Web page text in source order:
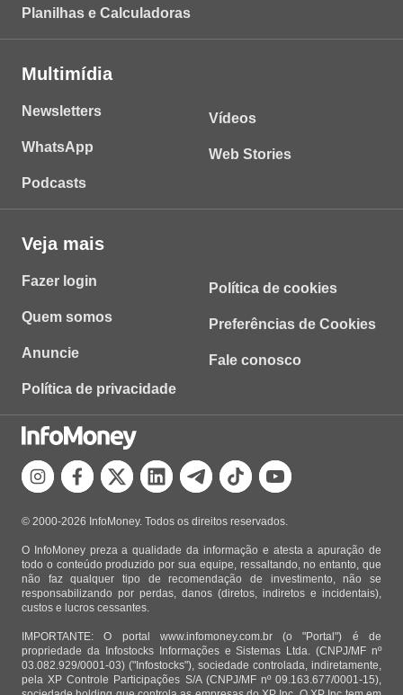
Planilhas e Calculadoras
Multimídia
Newsletters
WhatsApp
Podcasts
Vídeos
Web Stories
Veja mais
Fazer login
Quem somos
Anuncie
Política de privacidade
Política de cookies
Preferências de Cookies
Fale conosco
© 2000-2026 InfoMoney. Todos os direitos reservados.
O InfoMoney preza a qualidade da informação e atesta a apuração de
todo o conteúdo produzido por sua equipe, ressaltando, no entanto, que
não faz qualquer tipo de recomendação de investimento, não se
responsabilizando por perdas, danos (diretos, indiretos e incidentais),
custos e lucros cessantes.
IMPORTANTE: O portal www.infomoney.com.br (o "Portal") é de
propriedade da Infostocks Informações e Sistemas Ltda. (CNPJ/MF nº
03.082.929/0001-03) ("Infostocks"), sociedade controlada, indiretamente,
pela XP Controle Participações S/A (CNPJ/MF nº 09.163.677/0001-15),